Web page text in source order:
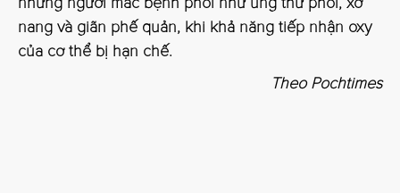
nang và giãn phế quản, khi khả năng tiếp nhận oxy
của cơ thể bị hạn chế.
Theo Pochtimes